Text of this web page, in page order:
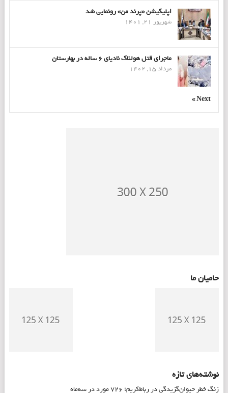
اپلیکیشن «پرند من» رونمایی شد
شهریور 21, 1401
ماجرای قتل هولناک نادیای ۶ ساله در بهارستان
مرداد 15, 1402
Next »
حامیان ما
نوشته‌های تازه
زنگ خطر حیوان‌گزیدگی در رباط‌کریم؛ ۷۲۶ مورد در سه‌ماه